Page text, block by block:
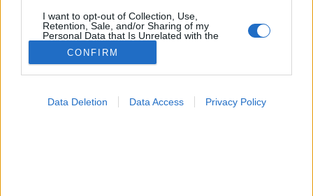
I want to opt-out of Collection, Use,
Retention, Sale, and/or Sharing of my
Personal Data that Is Unrelated with the
Purposes for which it was collected.
Opted Out
CONFIRM
Data Deletion Data Access Privacy Policy
Máriatövis (Silybum marianum)